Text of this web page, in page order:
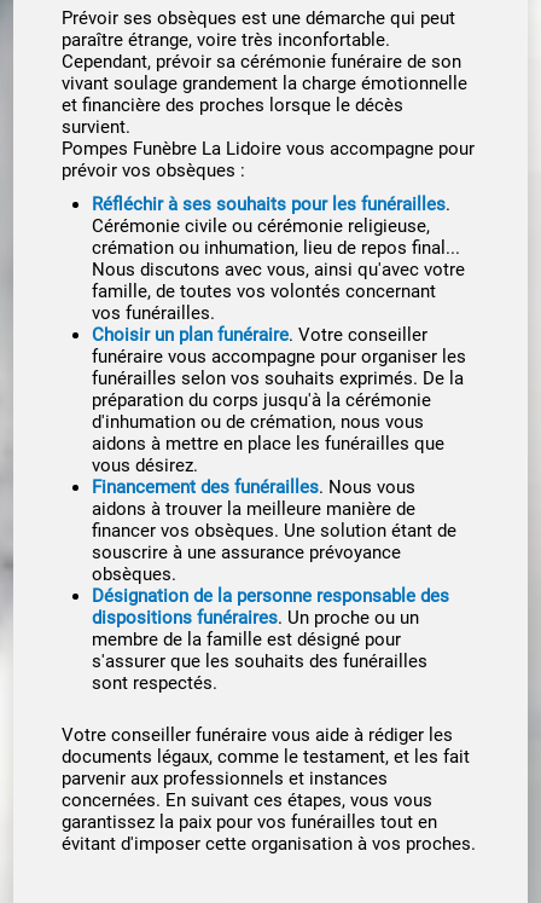
Prévoir ses obsèques est une démarche qui peut
paraître étrange, voire très inconfortable.
Cependant, prévoir sa cérémonie funéraire de son
vivant soulage grandement la charge émotionnelle
et financière des proches lorsque le décès
survient.
Pompes Funèbre La Lidoire vous accompagne pour
prévoir vos obsèques :
Réfléchir à ses souhaits pour les funérailles.
Cérémonie civile ou cérémonie religieuse,
crémation ou inhumation, lieu de repos final...
Nous discutons avec vous, ainsi qu'avec votre
famille, de toutes vos volontés concernant
vos funérailles.
Choisir un plan funéraire. Votre conseiller
funéraire vous accompagne pour organiser les
funérailles selon vos souhaits exprimés. De la
préparation du corps jusqu'à la cérémonie
d'inhumation ou de crémation, nous vous
aidons à mettre en place les funérailles que
vous désirez.
Financement des funérailles. Nous vous
aidons à trouver la meilleure manière de
financer vos obsèques. Une solution étant de
souscrire à une assurance prévoyance
obsèques.
Désignation de la personne responsable des
dispositions funéraires. Un proche ou un
membre de la famille est désigné pour
s'assurer que les souhaits des funérailles
sont respectés.
Votre conseiller funéraire vous aide à rédiger les
documents légaux, comme le testament, et les fait
parvenir aux professionnels et instances
concernées. En suivant ces étapes, vous vous
garantissez la paix pour vos funérailles tout en
évitant d'imposer cette organisation à vos proches.